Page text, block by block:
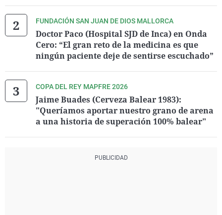
FUNDACIÓN SAN JUAN DE DIOS MALLORCA
Doctor Paco (Hospital SJD de Inca) en Onda
Cero: “El gran reto de la medicina es que
ningún paciente deje de sentirse escuchado”
COPA DEL REY MAPFRE 2026
Jaime Buades (Cerveza Balear 1983):
"Queríamos aportar nuestro grano de arena
a una historia de superación 100% balear"